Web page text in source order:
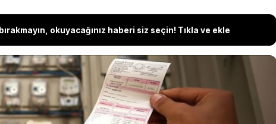
okuyacağınız haberi siz seçin! Tıkla ve ekle